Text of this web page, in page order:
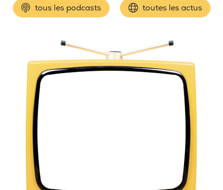
tous les podcasts toutes les actus